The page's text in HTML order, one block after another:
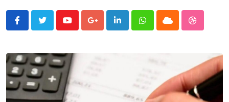
YoutubeGoogle+LinkedInWhatsappCloud